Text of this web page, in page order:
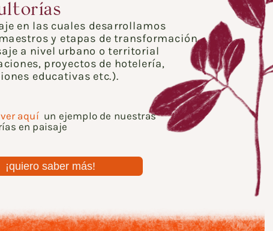
en las cuales desarrollamos
y etapas de transformación
a nivel urbano o territorial
proyectos de hotelería,
educativas etc.).
aquí un ejemplo de nuestras
en paisaje